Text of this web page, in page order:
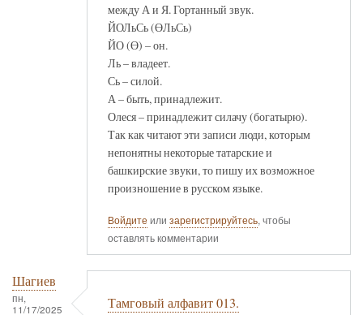
между А и Я. Гортанный звук.
ЙОЛьСь (ӨЛьСь)
ЙО (Ө) – он.
Ль – владеет.
Сь – силой.
А – быть, принадлежит.
Олеся – принадлежит силачу (богатырю).
Так как читают эти записи люди, которым
непонятны некоторые татарские и
башкирские звуки, то пишу их возможное
произношение в русском языке.
Войдите или зарегистрируйтесь, чтобы
оставлять комментарии
Шагиев
пн,
11/17/2025
Тамговый алфавит 013.